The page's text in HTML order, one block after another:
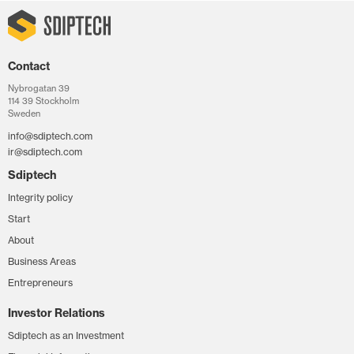
Contact
Nybrogatan 39
114 39 Stockholm
Sweden
info@sdiptech.com
ir@sdiptech.com
Sdiptech
Integrity policy
Start
About
Business Areas
Entrepreneurs
Investor Relations
Sdiptech as an Investment